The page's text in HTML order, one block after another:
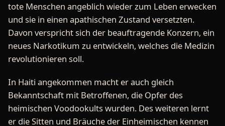
tote Menschen angeblich wieder zum Leben erwecken
und sie in einen apathischen Zustand versetzten.
Davon verspricht sich der beauftragende Konzern, ein
neues Narkotikum zu entwickeln, welches die Medizin
revolutionieren soll.
In Haiti angekommen macht er auch gleich
Bekanntschaft mit Betroffenen, die Opfer des
heimischen Voodookults wurden. Des weiteren lernt
er die Sitten und Bräuche der Einheimischen kennen